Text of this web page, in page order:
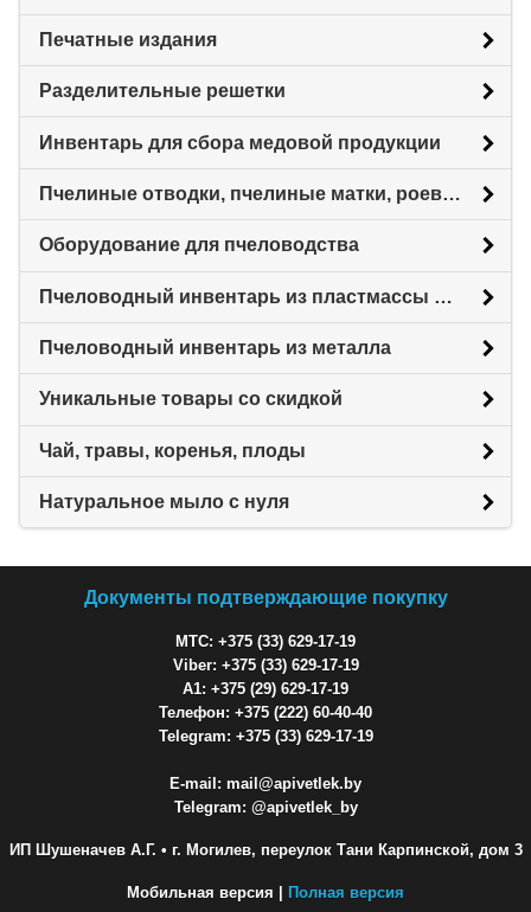
Печатные издания
Разделительные решетки
Инвентарь для сбора медовой продукции
Пчелиные отводки, пчелиные матки, роевни
Оборудование для пчеловодства
Пчеловодный инвентарь из пластмассы для пасеки
Пчеловодный инвентарь из металла
Уникальные товары со скидкой
Чай, травы, коренья, плоды
Натуральное мыло с нуля
Документы подтверждающие покупку
МТС: +375 (33) 629-17-19
Viber: +375 (33) 629-17-19
A1: +375 (29) 629-17-19
Телефон: +375 (222) 60-40-40
Telegram: +375 (33) 629-17-19
E-mail: mail@apivetlek.by
Telegram: @apivetlek_by
ИП Шушеначев А.Г. • г. Могилев, переулок Тани Карпинской, дом 3
Мобильная версия | Полная версия